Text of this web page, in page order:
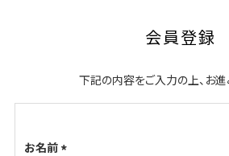
会員登録
下記の内容をご入力の上、お進
お名前